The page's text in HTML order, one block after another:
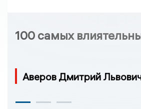
100 самых
Аверов Дмитрий